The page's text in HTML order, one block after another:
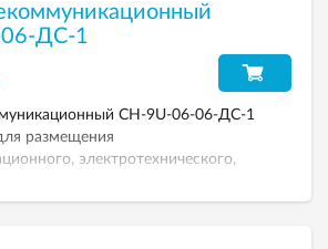
ДС-1
СН-9U-06-06-ДС-1
размещения
электротехнического,
436х600х600 мм. Вес: 24 кг.